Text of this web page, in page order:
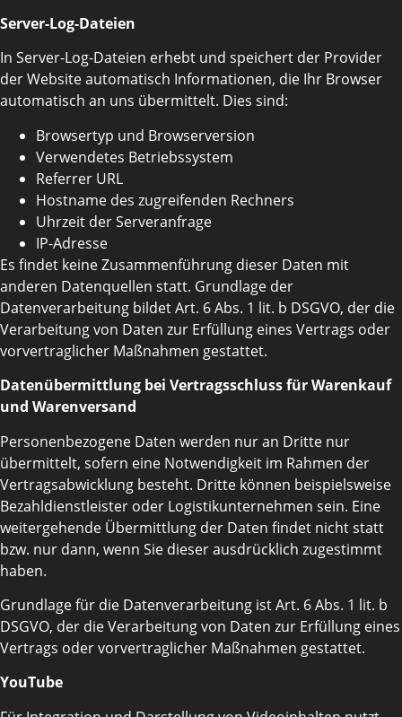
Server-Log-Dateien
In Server-Log-Dateien erhebt und speichert der Provider
der Website automatisch Informationen, die Ihr Browser
automatisch an uns übermittelt. Dies sind:
Browsertyp und Browserversion
Verwendetes Betriebssystem
Referrer URL
Hostname des zugreifenden Rechners
Uhrzeit der Serveranfrage
IP-Adresse
Es findet keine Zusammenführung dieser Daten mit
anderen Datenquellen statt. Grundlage der
Datenverarbeitung bildet Art. 6 Abs. 1 lit. b DSGVO, der die
Verarbeitung von Daten zur Erfüllung eines Vertrags oder
vorvertraglicher Maßnahmen gestattet.
Datenübermittlung bei Vertragsschluss für Warenkauf
und Warenversand
Personenbezogene Daten werden nur an Dritte nur
übermittelt, sofern eine Notwendigkeit im Rahmen der
Vertragsabwicklung besteht. Dritte können beispielsweise
Bezahldienstleister oder Logistikunternehmen sein. Eine
weitergehende Übermittlung der Daten findet nicht statt
bzw. nur dann, wenn Sie dieser ausdrücklich zugestimmt
haben.
Grundlage für die Datenverarbeitung ist Art. 6 Abs. 1 lit. b
DSGVO, der die Verarbeitung von Daten zur Erfüllung eines
Vertrags oder vorvertraglicher Maßnahmen gestattet.
YouTube